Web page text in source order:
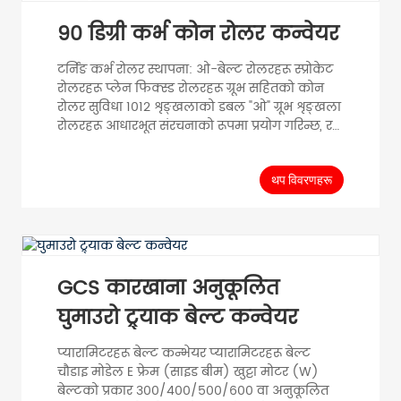
९० डिग्री कर्भ कोन रोलर कन्वेयर
टर्निङ कर्भ रोलर स्थापना: ओ-बेल्ट रोलरहरू स्प्रोकेट
रोलरहरू प्लेन फिक्स्ड रोलरहरू ग्रूभ सहितको कोन
रोलर सुविधा १०१२ शृङ्खलाको डबल "ओ" ग्रूभ शृङ्खला
रोलरहरू आधारभूत संरचनाको रूपमा प्रयोग गरिन्छ, र
प्लास्टिक टेपर स्लिभहरू थपिन्छन्। हल्का भार सामग्री
ढुवानीको लागि उपयुक्त। PVC कोन स्लिभ रोलर,
परम्परागत रोलरमा कोनिकल स्लिभ (PVC) थपेर,
थप विवरणहरू
GCS कारखाना अनुकूलित
घुमाउरो ट्र्याक बेल्ट कन्वेयर
प्यारामिटरहरू बेल्ट कन्भेयर प्यारामिटरहरू बेल्ट
चौडाइ मोडेल E फ्रेम (साइड बीम) खुट्टा मोटर (W)
बेल्टको प्रकार ३००/४००/५००/६०० वा अनुकूलित